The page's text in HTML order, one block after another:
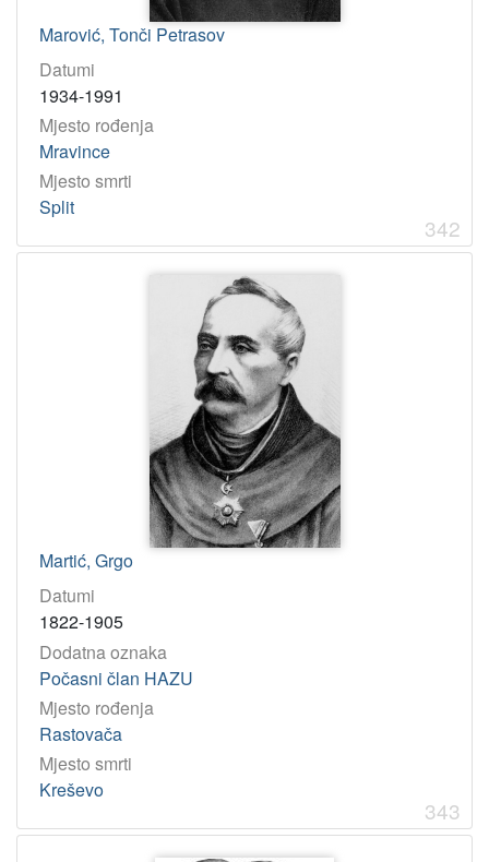
Marović, Tonči Petrasov
Datumi
1934-1991
Mjesto rođenja
Mravince
Mjesto smrti
Split
342
Martić, Grgo
Datumi
1822-1905
Dodatna oznaka
Počasni član HAZU
Mjesto rođenja
Rastovača
Mjesto smrti
Kreševo
343